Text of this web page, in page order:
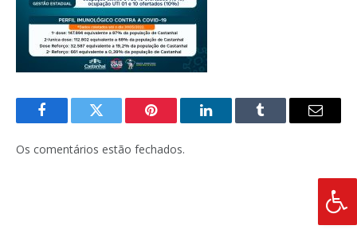
FacebookTwitter Pinterest O
Tumblr
E-
Os comentários estão fechados.